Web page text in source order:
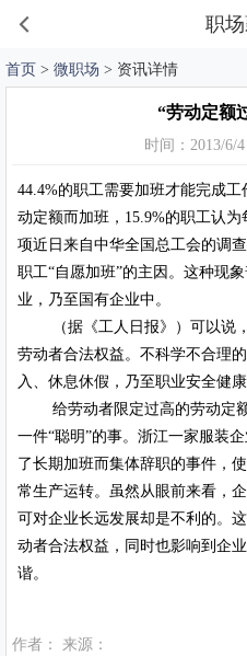
职
首页 > 微职场 > 资讯详情
“劳动定额
时间：2013/6/
44.4%的职工需要加班才能完成
动定额而加班，15.9%的职工认
项近日来自中华全国总工会的调
职工“自愿加班”的主因。这种现
业，乃至国有企业中。
（据《工人日报》）可以说，
劳动者合法权益。不科学不合理
入、休息休假，乃至职业安全健康
给劳动者限定过高的劳动定额
一件“聪明”的事。浙江一家服装
了长期加班而集体辞职的事件，
常生产运转。虽然从眼前来看，
可对企业长远发展却是不利的。
动者合法权益，同时也影响到企
谐。
作者： 来源：